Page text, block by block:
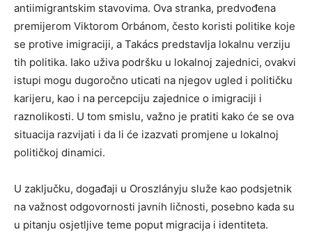
antiimigrantskim stavovima. Ova stranka, predvođena
premijerom Viktorom Orbánom, često koristi politike koje
se protive imigraciji, a Takács predstavlja lokalnu verziju
tih politika. Iako uživa podršku u lokalnoj zajednici, ovakvi
istupi mogu dugoročno uticati na njegov ugled i političku
karijeru, kao i na percepciju zajednice o imigraciji i
raznolikosti. U tom smislu, važno je pratiti kako će se ova
situacija razvijati i da li će izazvati promjene u lokalnoj
političkoj dinamici.
U zaključku, događaji u Oroszlányju služe kao podsjetnik
na važnost odgovornosti javnih ličnosti, posebno kada su
u pitanju osjetljive teme poput migracija i identiteta.